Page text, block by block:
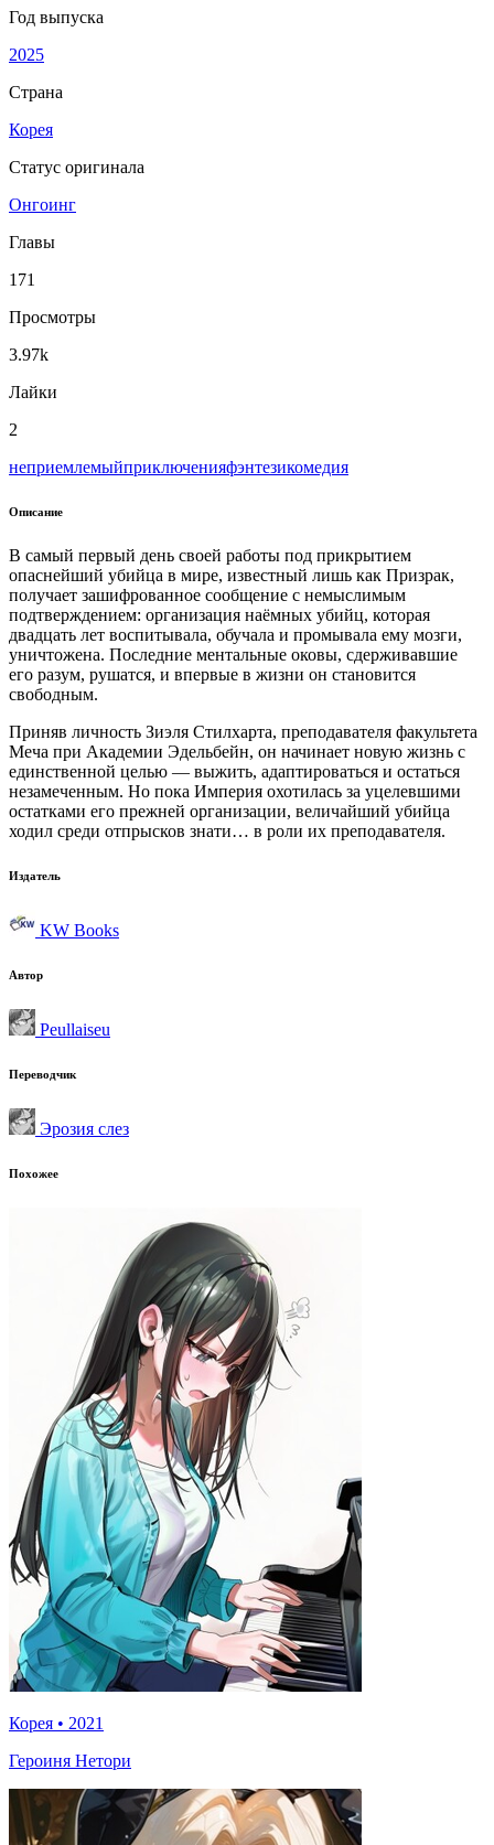
Год выпуска
2025
Страна
Корея
Статус оригинала
Онгоинг
Главы
171
Просмотры
3.97k
Лайки
2
неприемлемыйприключенияфэнтезикомедия
Описание
В самый первый день своей работы под прикрытием
опаснейший убийца в мире, известный лишь как Призрак,
получает зашифрованное сообщение с немыслимым
подтверждением: организация наёмных убийц, которая
двадцать лет воспитывала, обучала и промывала ему мозги,
уничтожена. Последние ментальные оковы, сдерживавшие
его разум, рушатся, и впервые в жизни он становится
свободным.
Приняв личность Зиэля Стилхарта, преподавателя факультета
Меча при Академии Эдельбейн, он начинает новую жизнь с
единственной целью — выжить, адаптироваться и остаться
незамеченным. Но пока Империя охотилась за уцелевшими
остатками его прежней организации, величайший убийца
ходил среди отпрысков знати… в роли их преподавателя.
Издатель
KW Books
Автор
Peullaiseu
Переводчик
Эрозия слез
Похожее
Корея • 2021
Героиня Нетори